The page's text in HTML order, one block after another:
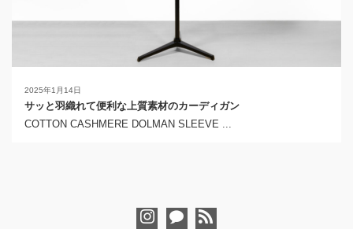
2025年1月14日
サッと羽織れて便利な上質素材のカーディガン
COTTON CASHMERE DOLMAN SLEEVE ...